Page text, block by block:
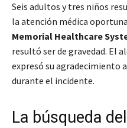
Seis adultos y tres niños
la atención médica
Memorial Healthcare
resultó ser de gravedad. El
expresó su agradecimiento
durante el incidente.
La búsqueda